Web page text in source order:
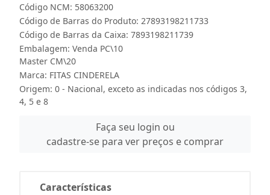
Código NCM: 58063200
Código de Barras do Produto: 27893198211733
Código de Barras da Caixa: 7893198211739
Embalagem: Venda PC\10
Master CM\20
Marca: FITAS CINDERELA
Origem: 0 - Nacional, exceto as indicadas nos códigos 3,
4, 5 e 8
Faça seu login ou
cadastre-se para ver preços e comprar
Características